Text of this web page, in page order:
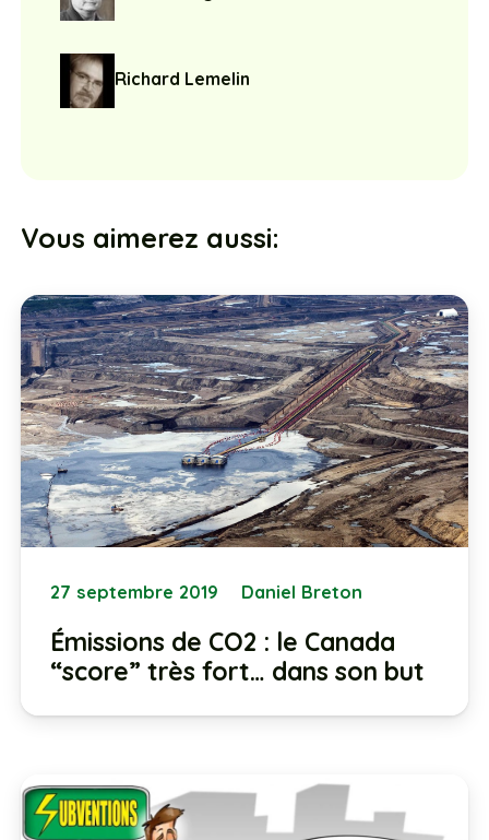
Richard Lemelin
Vous aimerez aussi:
27 septembre 2019 Daniel Breton
Émissions de CO2 : le Canada
“score” très fort… dans son but